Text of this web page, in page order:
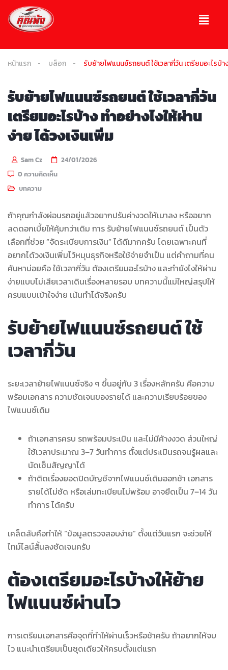
หน้าแรก บล็อก รับย้ายไฟแนนซ์รถยนต์ ใช้เวลากี่วัน เตรียมอะไรบ้า
รับย้ายไฟแนนซ์รถยนต์ ใช้เวลากี่วัน
เตรียมอะไรบ้าง ทำอย่างไงให้ผ่าน
ง่าย ได้วงเงินเพิ่ม
Sam Cz
24/01/2026
0 ความคิดเห็น
บทความ
ถ้าคุณกำลังผ่อนรถอยู่แล้วอยากปรับค่างวดให้เบาลง หรืออยาก
ลดดอกเบี้ยให้คุ้มกว่าเดิม การ รับย้ายไฟแนนซ์รถยนต์ เป็นตัว
เลือกที่ช่วย “จัดระเบียบการเงิน” ได้ดีมากครับ โดยเฉพาะคนที่
อยากได้วงเงินเพิ่มไว้หมุนธุรกิจหรือใช้จ่ายจำเป็น แต่คำถามที่คน
ค้นหาบ่อยคือ ใช้เวลากี่วัน ต้องเตรียมอะไรบ้าง และทำยังไงให้ผ่าน
ง่ายแบบไม่เสียเวลาเดินเรื่องหลายรอบ บทความนี้แม่ใหญ่สรุปให้
ครบแบบเข้าใจง่าย เน้นทำได้จริงครับ
รับย้ายไฟแนนซ์รถยนต์ ใช้
เวลากี่วัน
ระยะเวลาย้ายไฟแนนซ์จริง ๆ ขึ้นอยู่กับ 3 เรื่องหลักครับ คือความ
พร้อมเอกสาร ความชัดเจนของรายได้ และความเรียบร้อยของ
ไฟแนนซ์เดิม
ถ้าเอกสารครบ รถพร้อมประเมิน และไม่มีค้างงวด ส่วนใหญ่
ใช้เวลาประมาณ 3–7 วันทำการ ตั้งแต่ประเมินรถจนรู้ผลและ
นัดเซ็นสัญญาได้
ถ้าติดเรื่องยอดปิดบัญชีจากไฟแนนซ์เดิมออกช้า เอกสาร
รายได้ไม่ชัด หรือเล่มทะเบียนไม่พร้อม อาจยืดเป็น 7–14 วัน
ทำการ ได้ครับ
เคล็ดลับคือทำให้ “ข้อมูลตรวจสอบง่าย” ตั้งแต่วันแรก จะช่วยให้
ไทม์ไลน์สั้นลงชัดเจนครับ
ต้องเตรียมอะไรบ้างให้ย้าย
ไฟแนนซ์ผ่านไว
การเตรียมเอกสารคือจุดที่ทำให้ผ่านเร็วหรือช้าครับ ถ้าอยากให้จบ
ไว แนะนำเตรียมเป็นชุดเดียวให้ครบตั้งแต่แรก